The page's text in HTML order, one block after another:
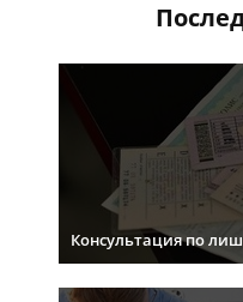
Консультация по